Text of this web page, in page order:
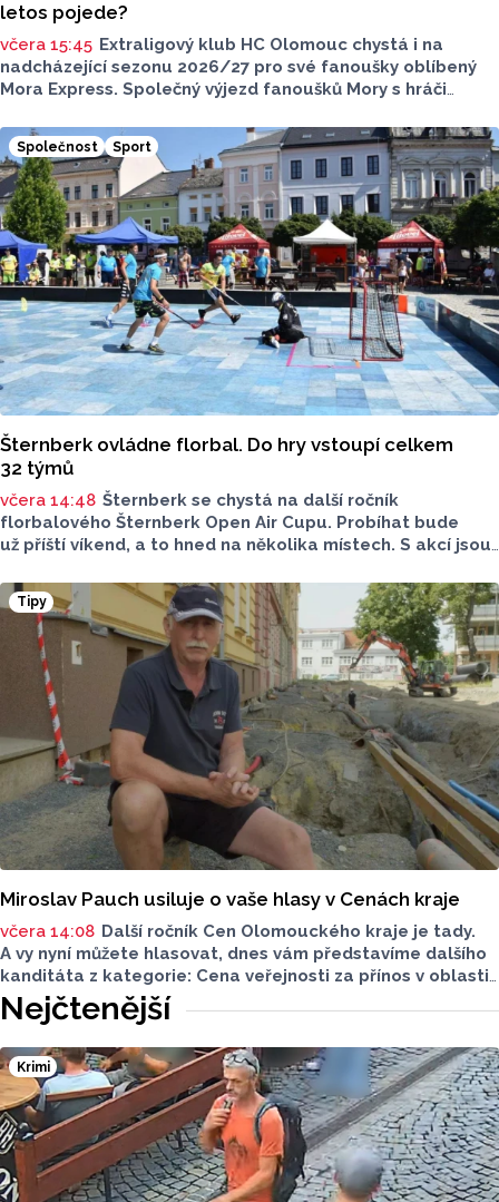
letos pojede?
včera 15:45 Extraligový klub HC Olomouc chystá i na
nadcházející sezonu 2026/27 pro své fanoušky oblíbený
Mora Express. Společný výjezd fanoušků Mory s hráči
října. Stejně jako roky předtím, tak i letos bude cílovou
destinací pražská Libeň, kde kohouti vyzvou v O2 aréně
Spartu Praha.
Společnost Sport
Šternberk ovládne florbal. Do hry vstoupí celkem
32 týmů
včera 14:48 Šternberk se chystá na další ročník
florbalového Šternberk Open Air Cupu. Probíhat bude
už příští víkend, a to hned na několika místech. S akcí jsou
favorita?
Tipy
Miroslav Pauch usiluje o vaše hlasy v Cenách kraje
včera 14:08 Další ročník Cen Olomouckého kraje je tady.
A vy nyní můžete hlasovat, dnes vám představíme dalšího
kanditáta z kategorie: Cena veřejnosti za přínos v oblasti
životního prostředí. Toto je Miroslav Pauch, nominován
v kategorii: Dlouhodobý přínos v oblasti životního
prostředí.
Nejčtenější
Krimi